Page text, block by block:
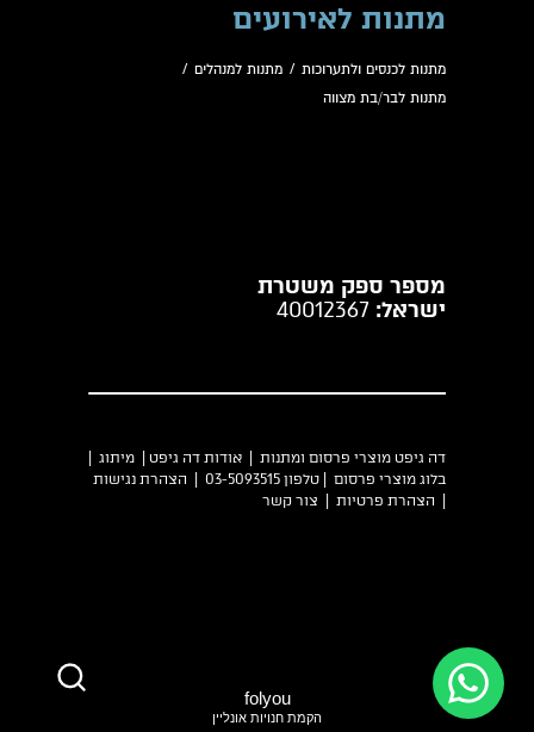
מתנות לאירועים
מתנות לכנסים ולתערוכות / מתנות למנהלים /
מתנות לבר/בת מצווה
מספר ספק משטרת
ישראל:
דה גיפט מוצרי פרסום ומתנות | אודות דה גיפט מיתוג
בלוג מוצרי פרסום | טלפון 03-5093515 |
הצהרת נגישות
הצהרת פרטיות צור קשר
folyou
הקמת חנויות אונליין